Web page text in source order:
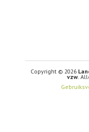
Copyright © 2026
vzw.